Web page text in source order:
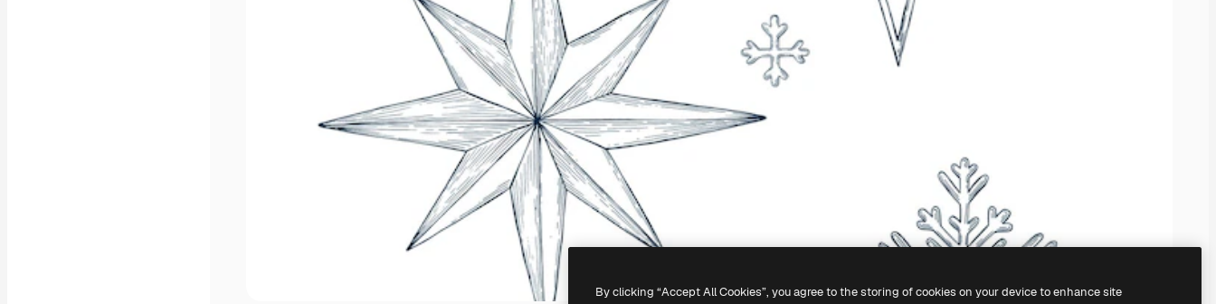
By clicking “Accept All Cookies”, you agree to the storing of cookies on your device to enhance site